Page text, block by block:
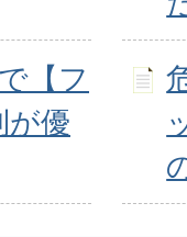
【フ
が優